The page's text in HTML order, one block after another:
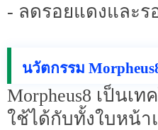
- ลดรอยแดงและร
นวัตกรรม
Morpheus8 เป็นเ
ใช้ได้กับทั้งใบหน้า